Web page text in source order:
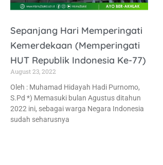
Sepanjang Hari Memperingati
Kemerdekaan (Memperingati
HUT Republik Indonesia Ke-77)
August 23, 2022
Oleh : Muhamad Hidayah Hadi Purnomo,
S.Pd *) Memasuki bulan Agustus ditahun
2022 ini, sebagai warga Negara Indonesia
sudah seharusnya